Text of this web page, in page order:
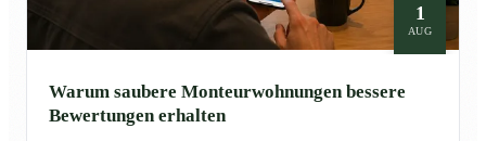
1
AUG
Warum saubere Monteurwohnungen bessere
Bewertungen erhalten